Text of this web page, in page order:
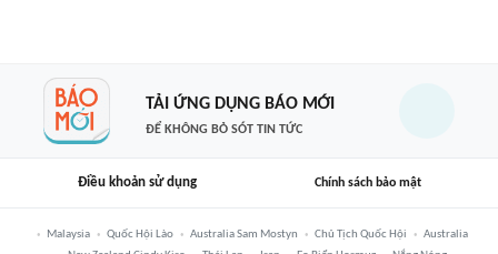
TẢI ỨNG DỤNG BÁO MỚI
ĐỂ KHÔNG BỎ SÓT TIN TỨC
Điều khoản sử dụng Chính sách bảo mật
Malaysia Quốc Hội Lào Australia Sam Mostyn Chủ Tịch Quốc Hội
Australia